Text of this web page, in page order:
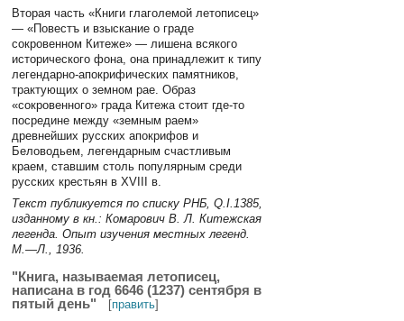
Вторая часть «Книги глаголемой летописец»
— «Повестъ и взыскание о граде
сокровенном Китеже» — лишена всякого
исторического фона, она принадлежит к типу
легендарно-апокрифических памятников,
трактующих о земном рае. Образ
«сокровенного» града Китежа стоит где-то
посредине между «земным раем»
древнейших русских апокрифов и
Беловодьем, легендарным счастливым
краем, ставшим столь популярным среди
русских крестьян в XVIII в.
Текст публикуется по списку РНБ, Q.I.1385,
изданному в кн.: Комарович В. Л. Китежская
легенда. Опыт изучения местных легенд.
М.—Л., 1936.
"Книга, называемая летописец,
написана в год 6646 (1237) сентября в
пятый день"
[править]